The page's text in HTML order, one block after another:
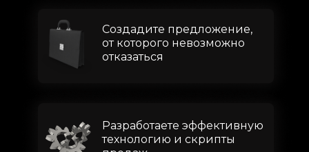
Разработаете эффективную
технологию и скрипты
Создадите предложение,
от которого невозможно
отказаться